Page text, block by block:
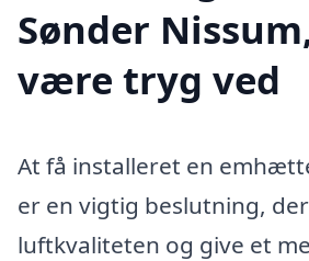
Sønder
være tryg ved
At få installeret en
er en vigtig beslutning,
luftkvaliteten og give et